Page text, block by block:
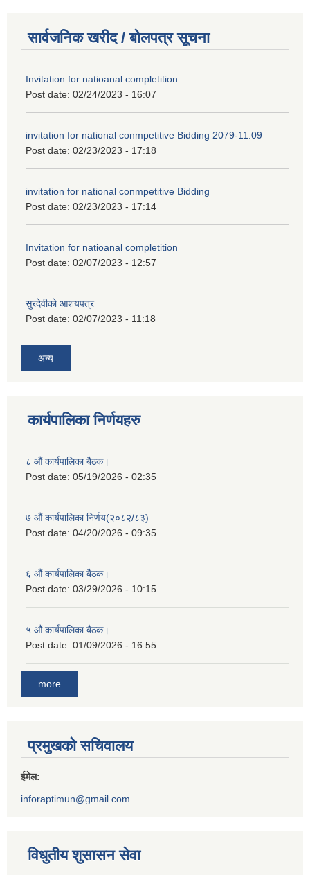
सार्वजनिक खरीद / बोलपत्र सूचना
Invitation for natioanal completition
Post date: 02/24/2023 - 16:07
invitation for national conmpetitive Bidding 2079-11.09
Post date: 02/23/2023 - 17:18
invitation for national conmpetitive Bidding
Post date: 02/23/2023 - 17:14
Invitation for natioanal completition
Post date: 02/07/2023 - 12:57
सुरदेवीको आशयपत्र
Post date: 02/07/2023 - 11:18
अन्य
कार्यपालिका निर्णयहरु
८ औं कार्यपालिका बैठक।
Post date: 05/19/2026 - 02:35
७ औं कार्यपालिका निर्णय(२०८२/८३)
Post date: 04/20/2026 - 09:35
६ औं कार्यपालिका बैठक।
Post date: 03/29/2026 - 10:15
५ औं कार्यपालिका बैठक।
Post date: 01/09/2026 - 16:55
more
प्रमुखको सचिवालय
ईमेल:
inforaptimun@gmail.com
विधुतीय शुसासन सेवा